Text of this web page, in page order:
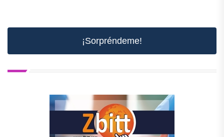
¡Sorpréndeme!